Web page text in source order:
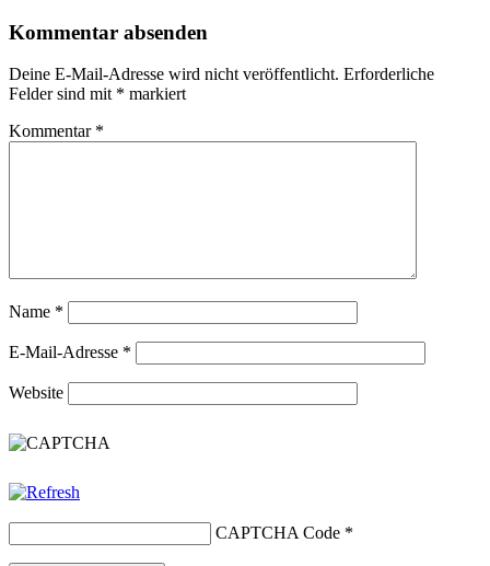
Kommentar absenden
Deine E-Mail-Adresse wird nicht veröffentlicht. Erforderliche
Felder sind mit * markiert
Kommentar *
Name *
E-Mail-Adresse *
Website
CAPTCHA Code *